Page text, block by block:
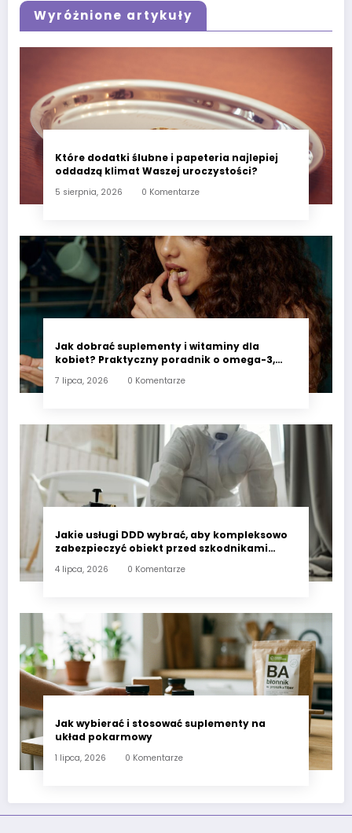
Wyróżnione artykuły
Które dodatki ślubne i papeteria najlepiej
oddadzą klimat Waszej uroczystości?
5 sierpnia, 2026 0 Komentarze
Jak dobrać suplementy i witaminy dla
kobiet? Praktyczny poradnik o omega-3,
codzienne zdrowie
7 lipca, 2026 0 Komentarze
Jakie usługi DDD wybrać, aby kompleksowo
zabezpieczyć obiekt przed szkodnikami
4 lipca, 2026 0 Komentarze
Jak wybierać i stosować suplementy na
układ pokarmowy
1 lipca, 2026 0 Komentarze